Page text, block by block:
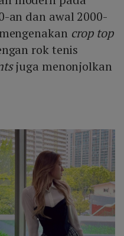
an dan awal 2000-
crop top
rok tenis
juga menonjolkan